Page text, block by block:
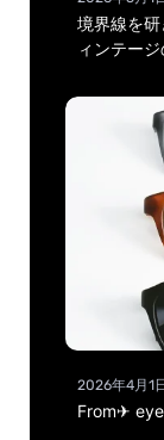
境界線を
ィンテージ
2026年4月1
From✈